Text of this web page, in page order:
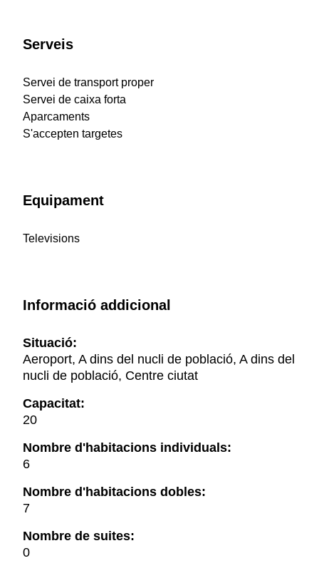
Serveis
Servei de transport proper
Servei de caixa forta
Aparcaments
S'accepten targetes
Equipament
Televisions
Informació addicional
Situació:
Aeroport, A dins del nucli de població, A dins del
nucli de població, Centre ciutat
Capacitat:
20
Nombre d'habitacions individuals:
6
Nombre d'habitacions dobles:
7
Nombre de suites:
0